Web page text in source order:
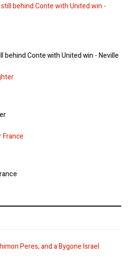
behind Conte with United win - Neville